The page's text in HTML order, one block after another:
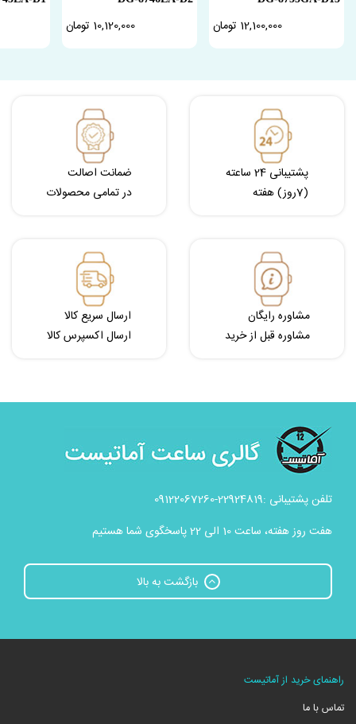
12,100,000 تومان 10,120,000 تومان
پشتیبانی 24 ساعته
(7روز) هفته
ضمانت اصالت
در تمامی محصولات
مشاوره رایگان
مشاوره قبل از خرید
ارسال سریع کالا
ارسال اکسپرس کالا
تلفن پشتیبانی :22924819-09122067260
هفت روز هفته، ساعت 10 الی 22 پاسخگوی شما هستیم
بازگشت به بالا
راهنمای خرید از آماتیست
تماس با ما